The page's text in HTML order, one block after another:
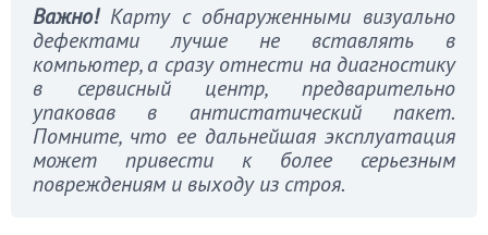
Важно! Карту с обнаруженными визуально
дефектами лучше не вставлять в
компьютер, а сразу отнести на диагностику
в сервисный центр, предварительно
упаковав в антистатический пакет.
Помните, что ее дальнейшая эксплуатация
может привести к более серьезным
повреждениям и выходу из строя.